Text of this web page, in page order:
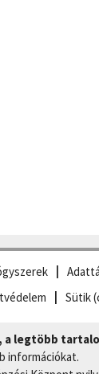
Sütik
legtöbb
információkat.